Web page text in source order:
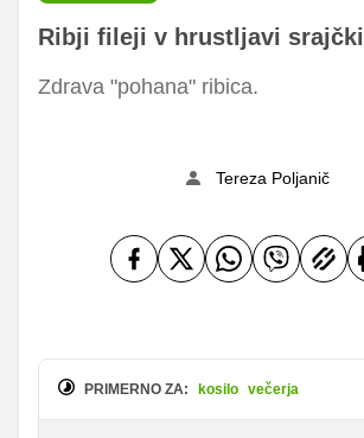
Ribji fileji v hrustljavi srajčki
Zdrava "pohana" ribica.
Tereza Poljanič
PRIMERNO ZA: kosilo večerja